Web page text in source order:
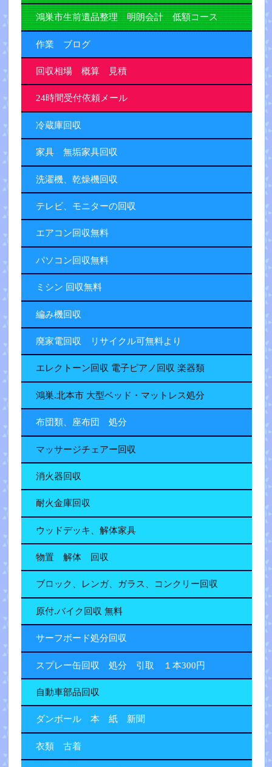
鴻巣市生前遺品整理 明朗会計 低額コース
作業 ブログ
回収相場 概算 見積
24時間受付依頼メール
冷蔵庫回収
家具 無垢家具回収
洗濯機、乾燥機回収
テレビ、モニターの回収
エアコン回収無料
パソコン回収無料
ミシン 回収無料
編み機回収
廃家電回収 リサイクル可無料より
エレクトーン回収 電子ピアノ回収 楽器類
鴻巣.北本市 大型ベッド・マットレス処分
布団類、座布団 処分
マッサージチェアー回収
消火器回収
耐火金庫回収
ウッドデッキ、解体家具
物置 解体 回収
ブロック、レンガ、ガラス、コンクリー回収
原付.バイク回収 無料
サーフボード処分回収
スプレー缶回収 処分 引取 １本300円
自動車部品回収
ダンボール 本 紙 新聞
衣類 古着